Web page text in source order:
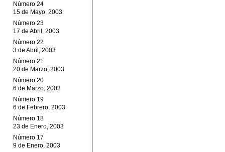
Número 24
15 de Mayo, 2003
Número 23
17 de Abril, 2003
Número 22
3 de Abril, 2003
Número 21
20 de Marzo, 2003
Número 20
6 de Marzo, 2003
Número 19
6 de Febrero, 2003
Número 18
23 de Enero, 2003
Número 17
9 de Enero, 2003